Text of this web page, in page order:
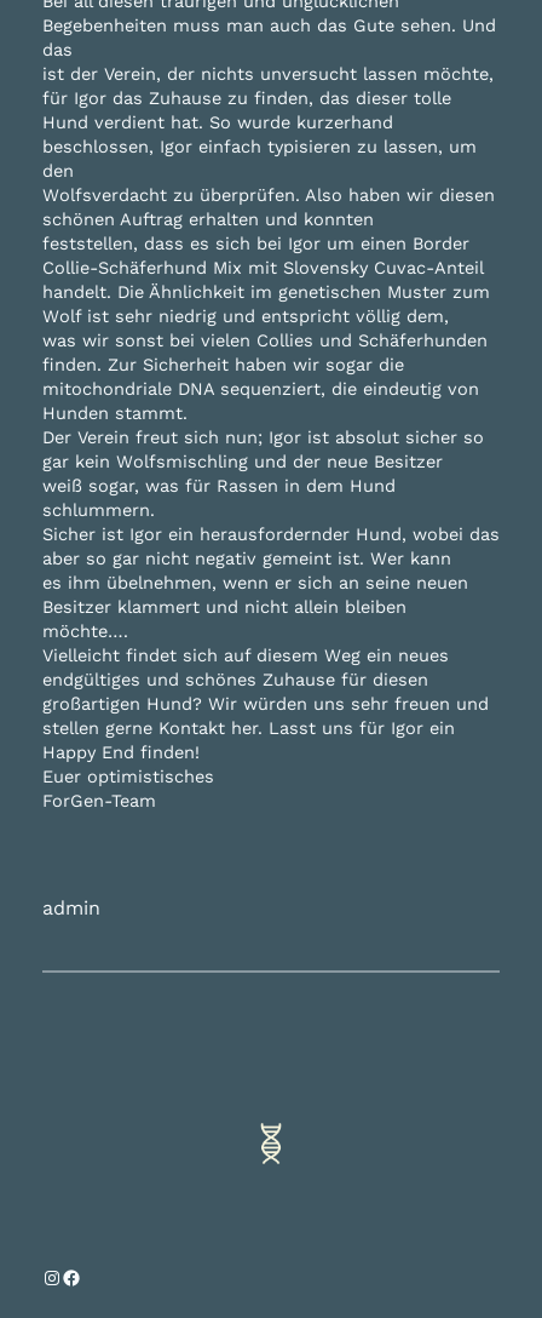
Begebenheiten muss man auch das Gute sehen. Und
das
ist der Verein, der nichts unversucht lassen möchte,
für Igor das Zuhause zu finden, das dieser tolle
Hund verdient hat. So wurde kurzerhand
beschlossen, Igor einfach typisieren zu lassen, um
den
Wolfsverdacht zu überprüfen. Also haben wir diesen
schönen Auftrag erhalten und konnten
feststellen, dass es sich bei Igor um einen Border
Collie-Schäferhund Mix mit Slovensky Cuvac-Anteil
handelt. Die Ähnlichkeit im genetischen Muster zum
Wolf ist sehr niedrig und entspricht völlig dem,
was wir sonst bei vielen Collies und Schäferhunden
finden. Zur Sicherheit haben wir sogar die
mitochondriale DNA sequenziert, die eindeutig von
Hunden stammt.
Der Verein freut sich nun; Igor ist absolut sicher so
gar kein Wolfsmischling und der neue Besitzer
weiß sogar, was für Rassen in dem Hund
schlummern.
Sicher ist Igor ein herausfordernder Hund, wobei das
aber so gar nicht negativ gemeint ist. Wer kann
es ihm übelnehmen, wenn er sich an seine neuen
Besitzer klammert und nicht allein bleiben
möchte….
Vielleicht findet sich auf diesem Weg ein neues
endgültiges und schönes Zuhause für diesen
großartigen Hund? Wir würden uns sehr freuen und
stellen gerne Kontakt her. Lasst uns für Igor ein
Happy End finden!
Euer optimistisches
ForGen-Team
admin
Instagram
Facebook